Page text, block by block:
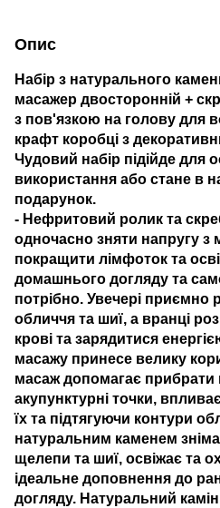
Опис
Набір з натурального
масажер двосторонній +
з пов'язкою на голову для
крафт коробці з
Чудовий набір підійде для
використання або стане в
подарунок.
- Нефритовий ролик та
одночасно зняти напругу з
покращити лімфоток та
домашнього догляду та
потрібно. Увечері приємно
обличчя та шиї, а вранці
крові та зарядитися
масажу принесе велику
масаж допомагає прибрати
акупунктурні точки,
їх та підтягуючи контури
натуральним каменем
щелепи та шиї, освіжає та
ідеальне доповнення до
догляду. Натуральний